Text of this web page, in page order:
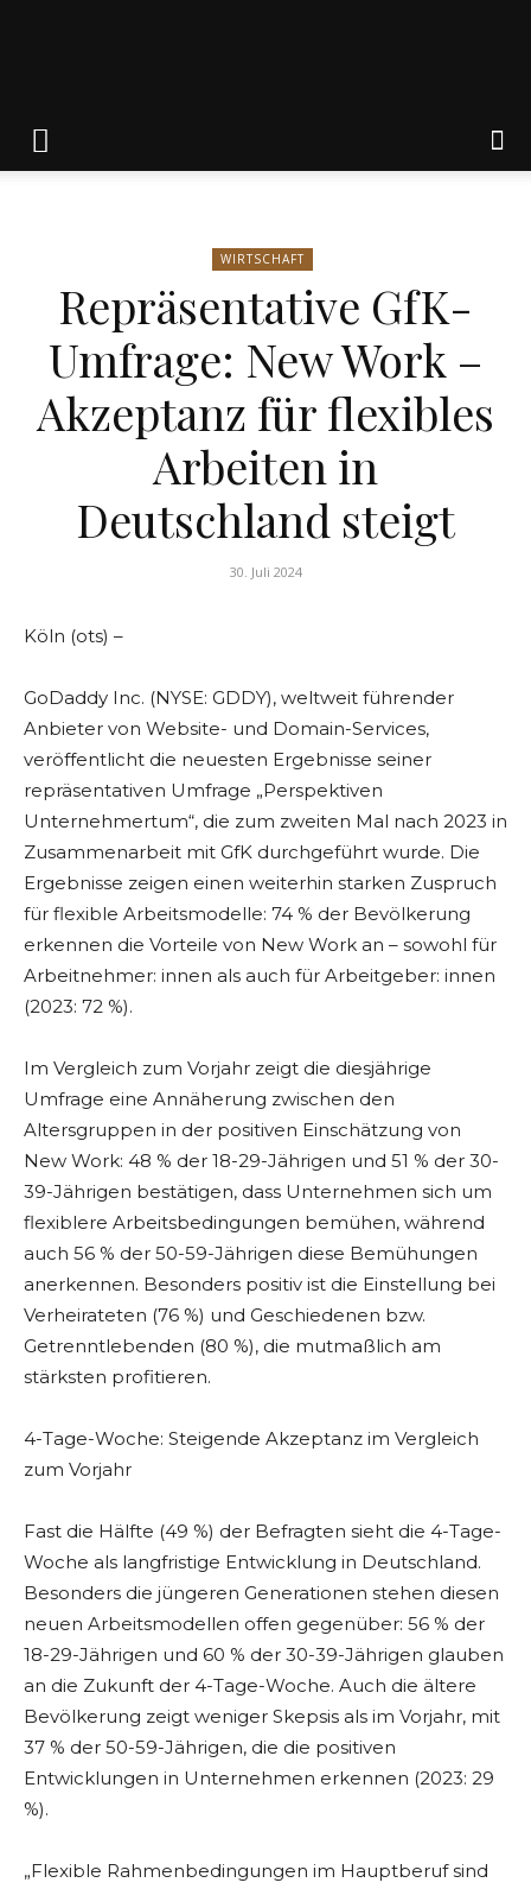
Weik
WIRTSCHAFT
Repräsentative GfK-
Umfrage: New Work –
Akzeptanz für flexibles
Arbeiten in
Deutschland steigt
30. Juli 2024
Köln (ots) –
GoDaddy Inc. (NYSE: GDDY), weltweit führender
Anbieter von Website- und Domain-Services,
veröffentlicht die neuesten Ergebnisse seiner
repräsentativen Umfrage „Perspektiven
Unternehmertum“, die zum zweiten Mal nach 2023 in
Zusammenarbeit mit GfK durchgeführt wurde. Die
Ergebnisse zeigen einen weiterhin starken Zuspruch
für flexible Arbeitsmodelle: 74 % der Bevölkerung
erkennen die Vorteile von New Work an – sowohl für
Arbeitnehmer: innen als auch für Arbeitgeber: innen
(2023: 72 %).
Im Vergleich zum Vorjahr zeigt die diesjährige
Umfrage eine Annäherung zwischen den
Altersgruppen in der positiven Einschätzung von
New Work: 48 % der 18-29-Jährigen und 51 % der 30-
39-Jährigen bestätigen, dass Unternehmen sich um
flexiblere Arbeitsbedingungen bemühen, während
auch 56 % der 50-59-Jährigen diese Bemühungen
anerkennen. Besonders positiv ist die Einstellung bei
Verheirateten (76 %) und Geschiedenen bzw.
Getrenntlebenden (80 %), die mutmaßlich am
stärksten profitieren.
4-Tage-Woche: Steigende Akzeptanz im Vergleich
zum Vorjahr
Fast die Hälfte (49 %) der Befragten sieht die 4-Tage-
Woche als langfristige Entwicklung in Deutschland.
Besonders die jüngeren Generationen stehen diesen
neuen Arbeitsmodellen offen gegenüber: 56 % der
18-29-Jährigen und 60 % der 30-39-Jährigen glauben
an die Zukunft der 4-Tage-Woche. Auch die ältere
Bevölkerung zeigt weniger Skepsis als im Vorjahr, mit
37 % der 50-59-Jährigen, die die positiven
Entwicklungen in Unternehmen erkennen (2023: 29
%).
„Flexible Rahmenbedingungen im Hauptberuf sind